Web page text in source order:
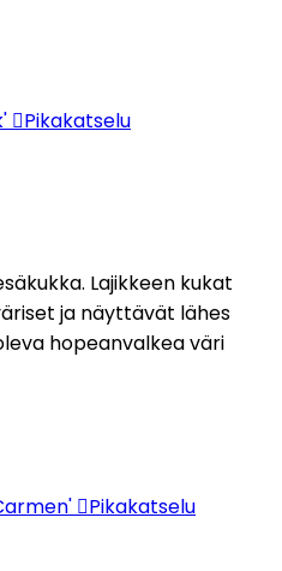
Pikakatselu
Lajikkeen kukat
ja näyttävät lähes
hopeanvalkea väri
Pikakatselu